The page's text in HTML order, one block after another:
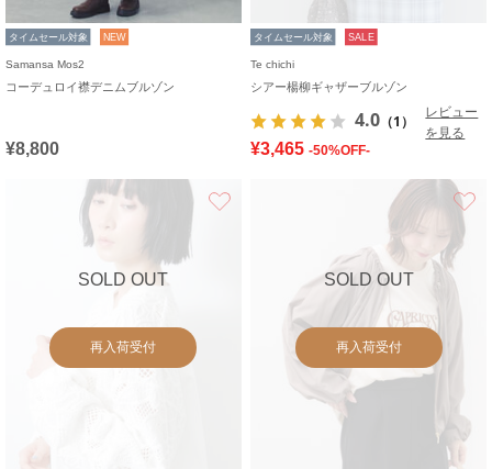
タイムセール対象 NEW
Samansa Mos2
コーデュロイ襟デニムブルゾン
¥8,800
タイムセール対象 SALE
Te chichi
シアー楊柳ギャザーブルゾン
4.0 （1）
レビュー
を見る
¥3,465 -50%OFF-
SOLD OUT
再入荷受付
SOLD OUT
再入荷受付